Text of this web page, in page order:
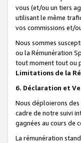
vous (et/ou un tiers
utilisant le même
vos commissions et/
Nous sommes
ou la Rémunération
tout moment tout ou
Limitations de la
6. Déclaration et
Nous déploierons
cadre de notre suivi
gagnées au cours de
La rémunération